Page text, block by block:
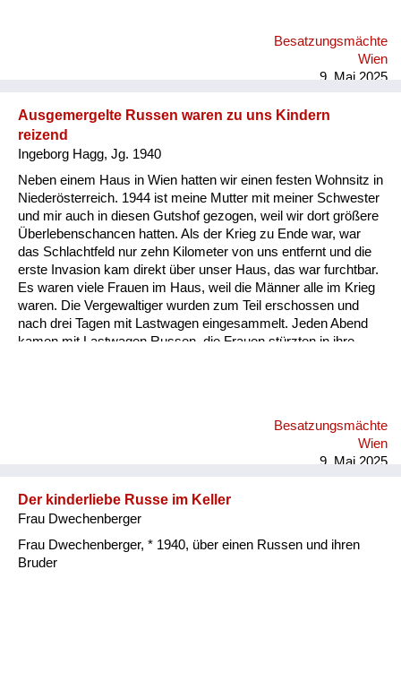
Mutter umarmt haben und gesagt haben: Mamuschka,
Besatzungsmächte
Wien
9. Mai 2025
Ausgemergelte Russen waren zu uns Kindern
reizend
Ingeborg Hagg, Jg. 1940
Neben einem Haus in Wien hatten wir einen festen Wohnsitz in
Niederösterreich. 1944 ist meine Mutter mit meiner Schwester
und mir auch in diesen Gutshof gezogen, weil wir dort größere
Überlebenschancen hatten. Als der Krieg zu Ende war, war
das Schlachtfeld nur zehn Kilometer von uns entfernt und die
erste Invasion kam direkt über unser Haus, das war furchtbar.
Es waren viele Frauen im Haus, weil die Männer alle im Krieg
waren. Die Vergewaltiger wurden zum Teil erschossen und
nach drei Tagen mit Lastwagen eingesammelt. Jeden Abend
kamen mit Lastwagen Russen, die Frauen stürzten in ihre
schon wochenlang nur mehr Gras gegessen gehabt, waren
Besatzungsmächte
Wien
9. Mai 2025
Der kinderliebe Russe im Keller
Frau Dwechenberger
Frau Dwechenberger, * 1940, über einen Russen und ihren
Bruder